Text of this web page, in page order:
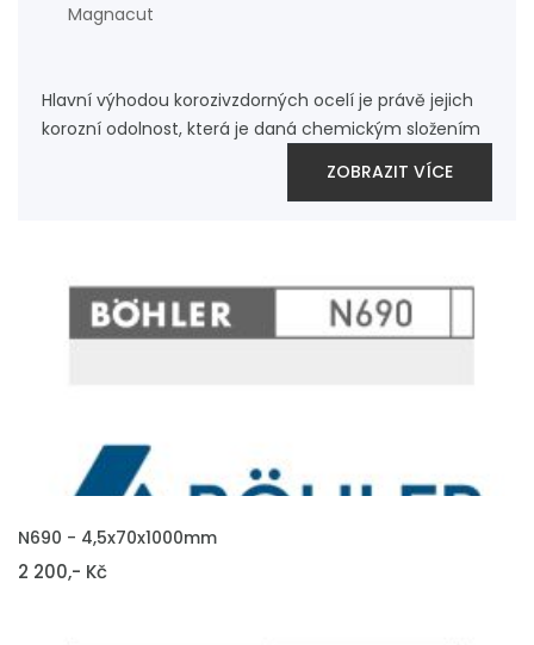
Magnacut
Hlavní výhodou korozivzdorných ocelí je právě jejich
korozní odolnost, která je daná chemickým složením
ZOBRAZIT VÍCE
VLOŽIT DO KOŠÍKU
N690 - 4,5x70x1000mm
2 200,- Kč